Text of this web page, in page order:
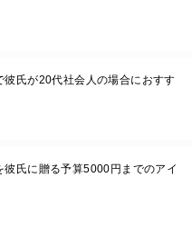
彼氏が20代社会人の場合におすす
彼氏に贈る予算5000円までのアイ